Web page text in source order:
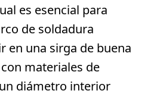
es esencial para
de soldadura
en una sirga de buena
materiales de
diámetro interior